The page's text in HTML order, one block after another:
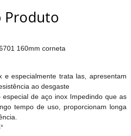
Produto
160mm corneta
e especialmente trata las, apresentam
ao desgaste
especial de aço inox Impedindo que as
tempo de uso, proporcionam longa